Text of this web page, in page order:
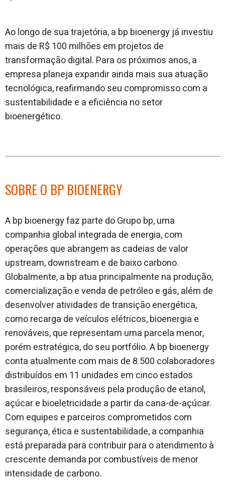
Ao longo de sua trajetória, a bp bioenergy já investiu
mais de R$ 100 milhões em projetos de
transformação digital. Para os próximos anos, a
empresa planeja expandir ainda mais sua atuação
tecnológica, reafirmando seu compromisso com a
sustentabilidade e a eficiência no setor
bioenergético.
SOBRE O BP BIOENERGY
A bp bioenergy faz parte do Grupo bp, uma
companhia global integrada de energia, com
operações que abrangem as cadeias de valor
upstream, downstream e de baixo carbono.
Globalmente, a bp atua principalmente na produção,
comercialização e venda de petróleo e gás, além de
desenvolver atividades de transição energética,
como recarga de veículos elétricos, bioenergia e
renováveis, que representam uma parcela menor,
porém estratégica, do seu portfólio. A bp bioenergy
conta atualmente com mais de 8.500 colaboradores
distribuídos em 11 unidades em cinco estados
brasileiros, responsáveis pela produção de etanol,
açúcar e bioeletricidade a partir da cana-de-açúcar.
Com equipes e parceiros comprometidos com
segurança, ética e sustentabilidade, a companhia
está preparada para contribuir para o atendimento à
crescente demanda por combustíveis de menor
intensidade de carbono.